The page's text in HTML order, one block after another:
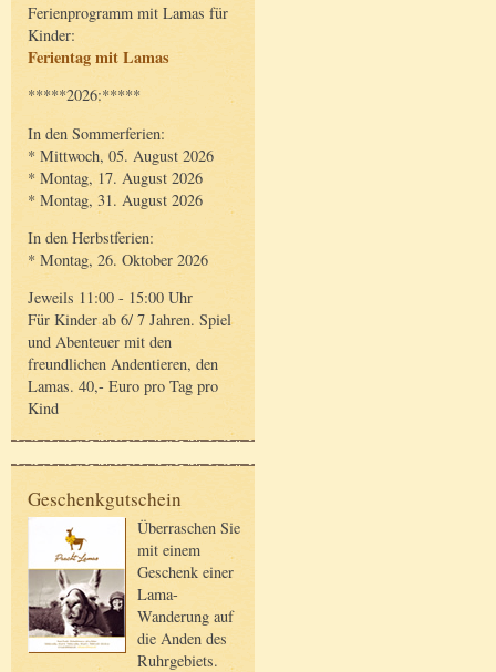
Ferienprogramm mit Lamas für
Kinder:
Ferientag mit Lamas
*****2026:*****
In den Sommerferien:
* Mittwoch, 05. August 2026
* Montag, 17. August 2026
* Montag, 31. August 2026
In den Herbstferien:
* Montag, 26. Oktober 2026
Jeweils 11:00 - 15:00 Uhr
Für Kinder ab 6/ 7 Jahren. Spiel
und Abenteuer mit den
freundlichen Andentieren, den
Lamas. 40,- Euro pro Tag pro
Kind
Geschenkgutschein
Überraschen Sie
mit einem
Geschenk einer
Lama-
Wanderung auf
die Anden des
Ruhrgebiets.